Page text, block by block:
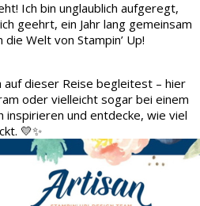
Ich bin unglaublich aufgeregt,
geehrt, ein Jahr lang gemeinsam
Welt von Stampin’ Up!
auf dieser Reise begleitest – hier
oder vielleicht sogar bei einem
inspirieren und entdecke, wie viel
💛✨